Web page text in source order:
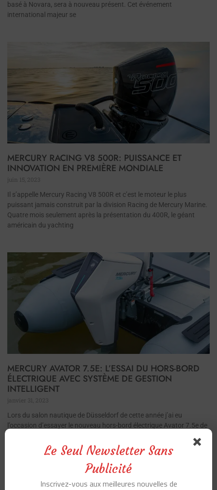
basé à Novara, sera à nouveau présent. Cet événement
international majeur se
MERCURY RACING V8 500R: PUISSANCE ET
INNOVATION EN PREMIÈRE MONDIALE
juin 15, 2023
Il s’appelle Mercury Racing V8 500R et c’est le moteur le plus
puissant jamais construit par la division Racing de Mercury Marine.
Quatre mois seulement après la présentation du 400R, le géant
américain du yachting
MERCURY AVATOR 7.5E: L’ESSAI DU HORS-BORD
ÉLECTRIQUE AVEC SYSTÈME DE GESTION
INTELLIGENT
janvier 31, 2023
Lors du salon nautique de Düsseldorf de cette année j’ai eu
l’occasion d’essayer le nouveau hors-bord électrique Avator 7.5e de
température de -2°, j’ai accepté
Le Seul Newsletter Sans
Publicité
Inscrivez-vous aux meilleures nouvelles de